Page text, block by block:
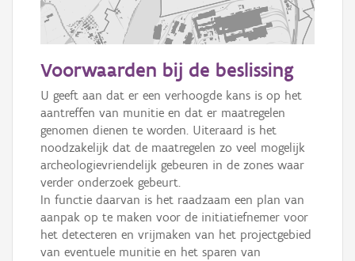
Informatie Vlaanderen
i
+ −
Voorwaarden bij de beslissing
U geeft aan dat er een verhoogde kans is op het
aantreffen van munitie en dat er maatregelen
genomen dienen te worden. Uiteraard is het
noodzakelijk dat de maatregelen zo veel mogelijk
archeologievriendelijk gebeuren in de zones waar
verder onderzoek gebeurt.
In functie daarvan is het raadzaam een plan van
aanpak op te maken voor de initiatiefnemer voor
het detecteren en vrijmaken van het projectgebied
van eventuele munitie en het sparen van